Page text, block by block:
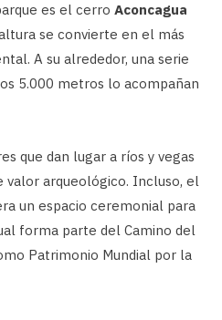
es el cerro Aconcagua
se convierte en el más
A su alrededor, una serie
5.000 metros lo acompañan
que dan lugar a ríos y vegas
valor arqueológico. Incluso, el
un espacio ceremonial para
forma parte del Camino del
Patrimonio Mundial por la